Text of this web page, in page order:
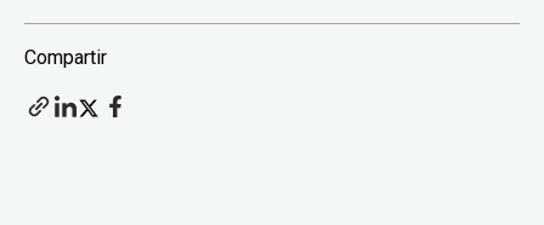
Compartir